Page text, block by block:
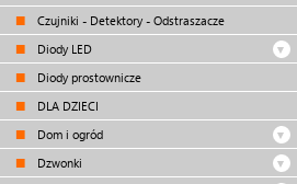
Czujniki - Detektory - Odstraszacze
Diody LED
Diody prostownicze
DLA DZIECI
Dom i ogród
Dzwonki